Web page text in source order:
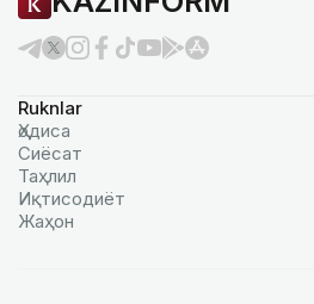
Ruknlar
Ҳодиса
Сиёсат
Таҳлил
Иқтисодиёт
Жаҳон